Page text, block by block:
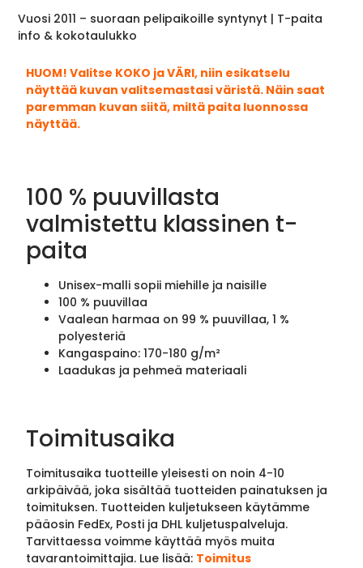
Vuosi 2011 – suoraan pelipaikoille syntynyt | T-paita
info & kokotaulukko
HUOM! Valitse KOKO ja VÄRI, niin esikatselu
näyttää kuvan valitsemastasi väristä. Näin saat
paremman kuvan siitä, miltä paita luonnossa
näyttää.
100 % puuvillasta
valmistettu klassinen t-
paita
Unisex-malli sopii miehille ja naisille
100 % puuvillaa
Vaalean harmaa on 99 % puuvillaa, 1 %
polyesteriä
Kangaspaino: 170-180 g/m²
Laadukas ja pehmeä materiaali
Toimitusaika
Toimitusaika tuotteille yleisesti on noin 4-10
arkipäivää, joka sisältää tuotteiden painatuksen ja
toimituksen. Tuotteiden kuljetukseen käytämme
pääosin FedEx, Posti ja DHL kuljetuspalveluja.
Tarvittaessa voimme käyttää myös muita
tavarantoimittajia. Lue lisää: Toimitus